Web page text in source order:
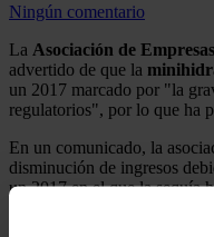
Ningún comentario
La Asociación de
advertido de que la
un 2017 marcado por "la
regulatorios", por lo que ha
En un comunicado, la
disminución de ingresos
un 2017 en el que la sequía
un 47,5% con respecto al